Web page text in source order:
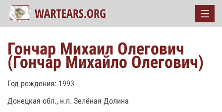
Гончар Михаил Олегович
(Гончар Михайло Олегович)
Год рождения: 1993
Донецкая обл., н.п. Зелёная Долина